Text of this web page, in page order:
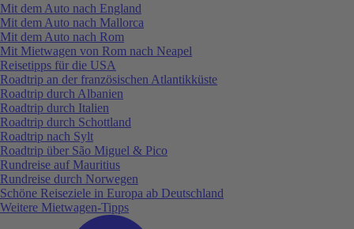
Mit dem Auto nach England
Mit dem Auto nach Mallorca
Mit dem Auto nach Rom
Mit Mietwagen von Rom nach Neapel
Reisetipps für die USA
Roadtrip an der französischen Atlantikküste
Roadtrip durch Albanien
Roadtrip durch Italien
Roadtrip durch Schottland
Roadtrip nach Sylt
Roadtrip über São Miguel & Pico
Rundreise auf Mauritius
Rundreise durch Norwegen
Schöne Reiseziele in Europa ab Deutschland
Weitere Mietwagen-Tipps